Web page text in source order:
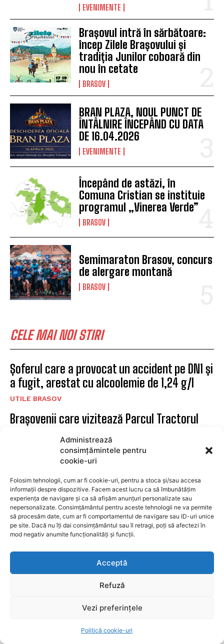
Administrează
consimțămintele pentru
cookie-uri
Folosim tehnologii, cum ar fi cookie-uri, pentru a stoca și/sau accesa
informații despre dispozitive. Facem acest lucru ca să îmbunătățim
experiența de navigare și ca să afișăm anunțuri personalizate sau
nepersonalizate. Consimțământul pentru aceste tehnologii ne va permite
să procesăm date, cum ar fi comportamentul de navigare sau ID-uri unice
pe site. Dacă nu îți dai consimțământul sau îl retragi, poți să afectezi în
mod negativ anumite funcționalități și funcții.
Acceptă
Refuză
Vezi preferințele
Politică cookie-uri
EVENIMENTE
Brașovul intră în sărbătoare:
încep Zilele Brașovului și
tradiția Junilor coboară din
nou în cetate
BRASOV
BRAN PLAZA, NOUL PUNCT DE
ÎNTÂLNIRE ÎNCEPÂND CU DATA
DE 16.04.2026
EVENIMENTE
Începând de astăzi, în
Comuna Cristian se instituie
programul „Vinerea Verde”
BRASOV
Semimaraton Brasov, concurs
de alergare montană
BRASOV
CELE MAI NOI STIRI
Șoferul care a provocat un accident pe DN1 și
a fugit, arestat cu alcoolemie de 1,24 g/l
UTILE BRASOV
Brașovenii care vizitează Parcul Tractorul
vor fi din nou „afumați” involuntar!
Oktoberfest Brașov 2026 începe în curând
UTILE BRASOV
Coliziune rutieră la Brașov, în apropiere de
„Ceasu’ Rău”. O victimă este prinsă între
fiare
UTILE BRASOV
DN1 lângă Făgăraș: A intrat pe contrasens și
a fugit de la locul faptei
Un fost ministru al Educației propune
vouchere de stat pentru meditații: ‘Oferim